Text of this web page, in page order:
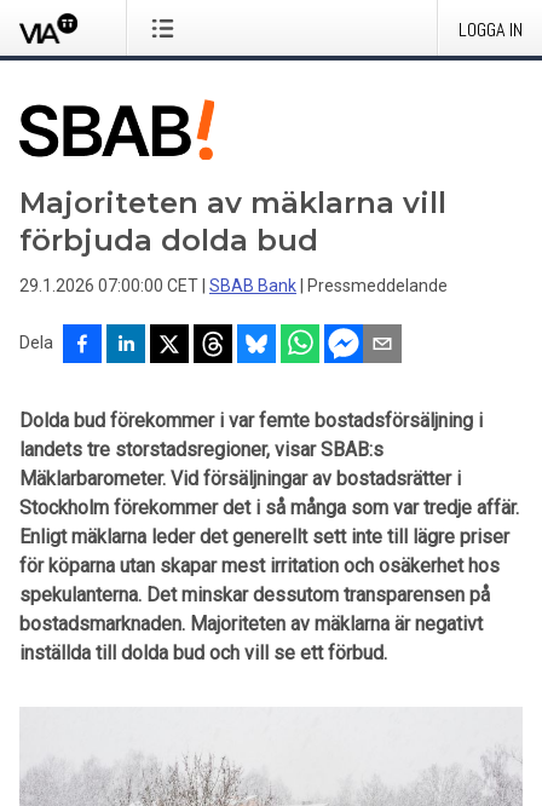
LOGGA IN
Majoriteten av mäklarna vill
förbjuda dolda bud
29.1.2026 07:00:00 CET SBAB Bank Pressmeddelande
Dela
Dolda bud förekommer i var femte bostadsförsäljning i
landets tre storstadsregioner, visar SBAB:s
Mäklarbarometer. Vid försäljningar av bostadsrätter i
Stockholm förekommer det i så många som var tredje affär.
Enligt mäklarna leder det generellt sett inte till lägre priser
för köparna utan skapar mest irritation och osäkerhet hos
spekulanterna. Det minskar dessutom transparensen på
bostadsmarknaden. Majoriteten av mäklarna är negativt
inställda till dolda bud och vill se ett förbud.